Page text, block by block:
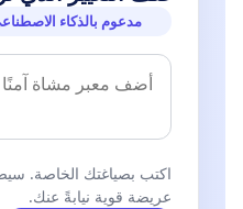
مدعوم بالذكاء
اكتب بصياغتك الخاصة.
عريضة قوية نيابةً عنك.